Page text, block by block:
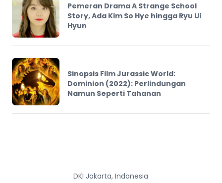
Pemeran Drama A Strange School
Story, Ada Kim So Hye hingga Ryu Ui
Hyun
Sinopsis Film Jurassic World:
Dominion (2022): Perlindungan
Namun Seperti Tahanan
DKI Jakarta, Indonesia